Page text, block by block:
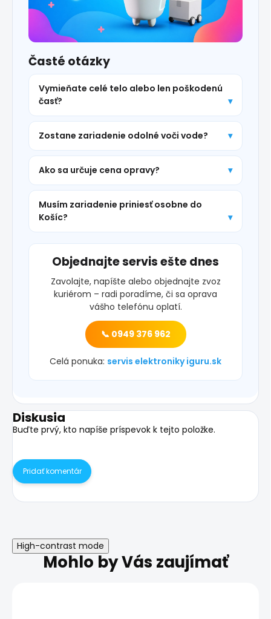
Časté otázky
Vymieňate celé telo alebo len poškodenú
časť?
Zostane zariadenie odolné voči vode?
Ako sa určuje cena opravy?
Musím zariadenie priniesť osobne do
Košíc?
Objednajte servis ešte dnes
Zavolajte, napíšte alebo objednajte zvoz
kuriérom – radi poradíme, či sa oprava
vášho telefónu oplatí.
📞 0949 376 962
Celá ponuka: servis elektroniky iguru.sk
Diskusia
Buďte prvý, kto napíše príspevok k tejto položke.
Pridať komentár
High-contrast mode
Mohlo by Vás zaujímať